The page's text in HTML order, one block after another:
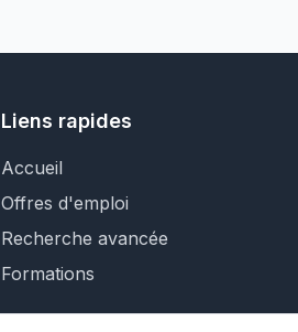
Liens rapides
Accueil
Offres d'emploi
Recherche avancée
Formations